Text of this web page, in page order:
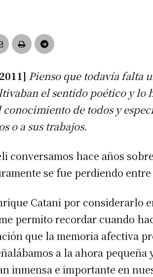
Pienso que todavía falta
el sentido poético y
conocimiento de todos y
o a sus trabajos.
conversamos hace años
se fue perdiendo
Catani por considerarlo
permito recordar cuando
que la memoria afectiva
a la ahora
inmensa e importante en